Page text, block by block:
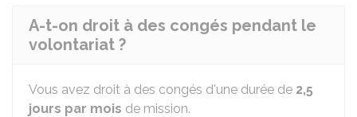
A-t-on droit à des congés pendant le
volontariat ?
Vous avez droit à des congés d'une durée de 2,5
jours par mois de mission.